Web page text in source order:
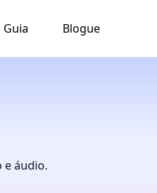
Guia Blogue
e áudio.